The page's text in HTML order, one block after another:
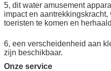
5, dit water amusement
impact en
toeristen te komen en
6, een verscheidenheid aan
zijn beschikbaar.
Onze service